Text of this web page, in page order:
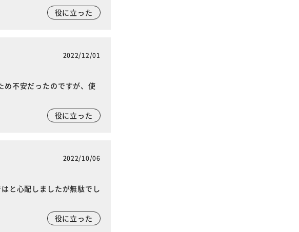
役に立った
2022/12/01
め不安だったのですが、使
役に立った
2022/10/06
と心配しましたが無駄でし
役に立った